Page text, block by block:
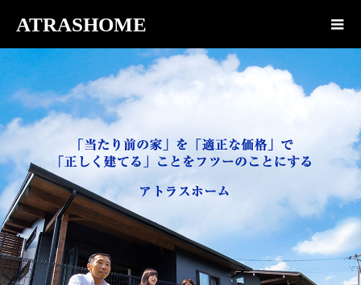
ATRASHOME